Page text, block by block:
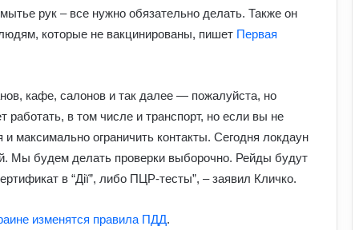
рук – все нужно обязательно делать. Также он
которые не вакцинированы, пишет Первая
кафе, салонов и так далее — пожалуйста, но
в том числе и транспорт, но если вы не
максимально ограничить контакты. Сегодня локдаун
Мы будем делать проверки выборочно. Рейды будут
в “Дії”, либо ПЦР-тесты”, – заявил Кличко.
изменятся правила ПДД.
що про це говорять експерти
Як надмірне споживання солоного
впливає на організм: приховані
ризики для здоров’я
варто знати